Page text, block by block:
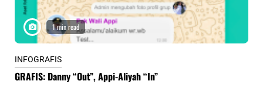
1 min read
INFOGRAFIS
GRAFIS: Danny “Out”, Appi-Aliyah “In”